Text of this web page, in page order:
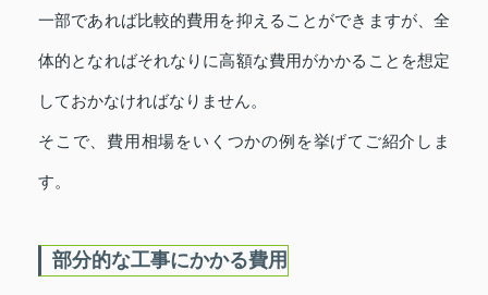
一部であれば比較的費用を抑えることができますが、全
体的となればそれなりに高額な費用がかかることを想定
しておかなければなりません。
そこで、費用相場をいくつかの例を挙げてご紹介しま
す。
部分的な工事にかかる費用